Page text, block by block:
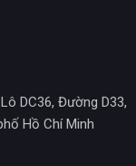
DC36, Đường D33,
Hồ Chí Minh